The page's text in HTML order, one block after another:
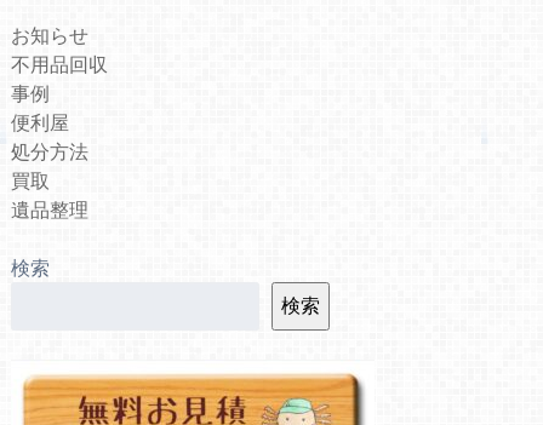
お知らせ
不用品回収
事例
便利屋
処分方法
買取
遺品整理
検索
検索